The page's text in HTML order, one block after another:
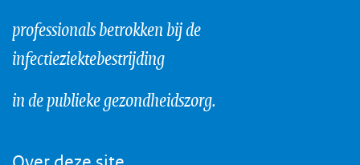
professionals betrokken bij de
infectieziektebestrijding
in de publieke gezondheidszorg.